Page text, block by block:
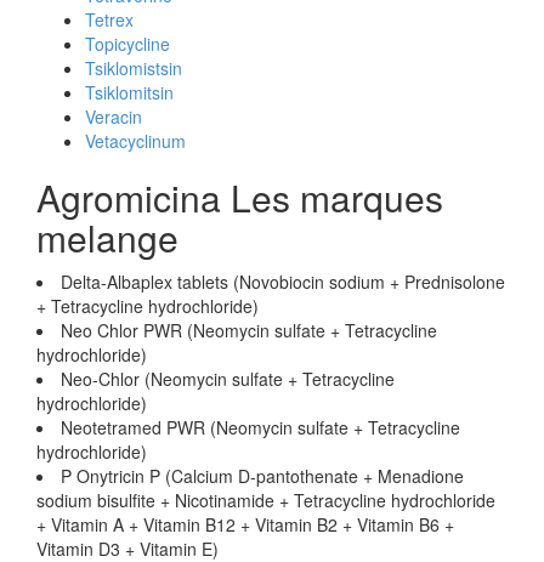
Tetrex
Topicycline
Tsiklomistsin
Tsiklomitsin
Veracin
Vetacyclinum
Agromicina Les marques
melange
Delta-Albaplex tablets (Novobiocin sodium + Prednisolone
+ Tetracycline hydrochloride)
Neo Chlor PWR (Neomycin sulfate + Tetracycline
hydrochloride)
Neo-Chlor (Neomycin sulfate + Tetracycline
hydrochloride)
Neotetramed PWR (Neomycin sulfate + Tetracycline
hydrochloride)
P Onytricin P (Calcium D-pantothenate + Menadione
sodium bisulfite + Nicotinamide + Tetracycline hydrochloride
+ Vitamin A + Vitamin B12 + Vitamin B2 + Vitamin B6 +
Vitamin D3 + Vitamin E)